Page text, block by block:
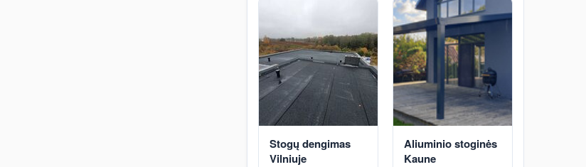
Stogų dengimas
Vilniuje
Aliuminio stoginės
Kaune